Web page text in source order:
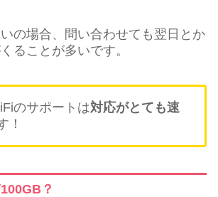
の場合、問い合わせても翌日とか
ることが多いです。
のサポートは対応がとても速
！
？